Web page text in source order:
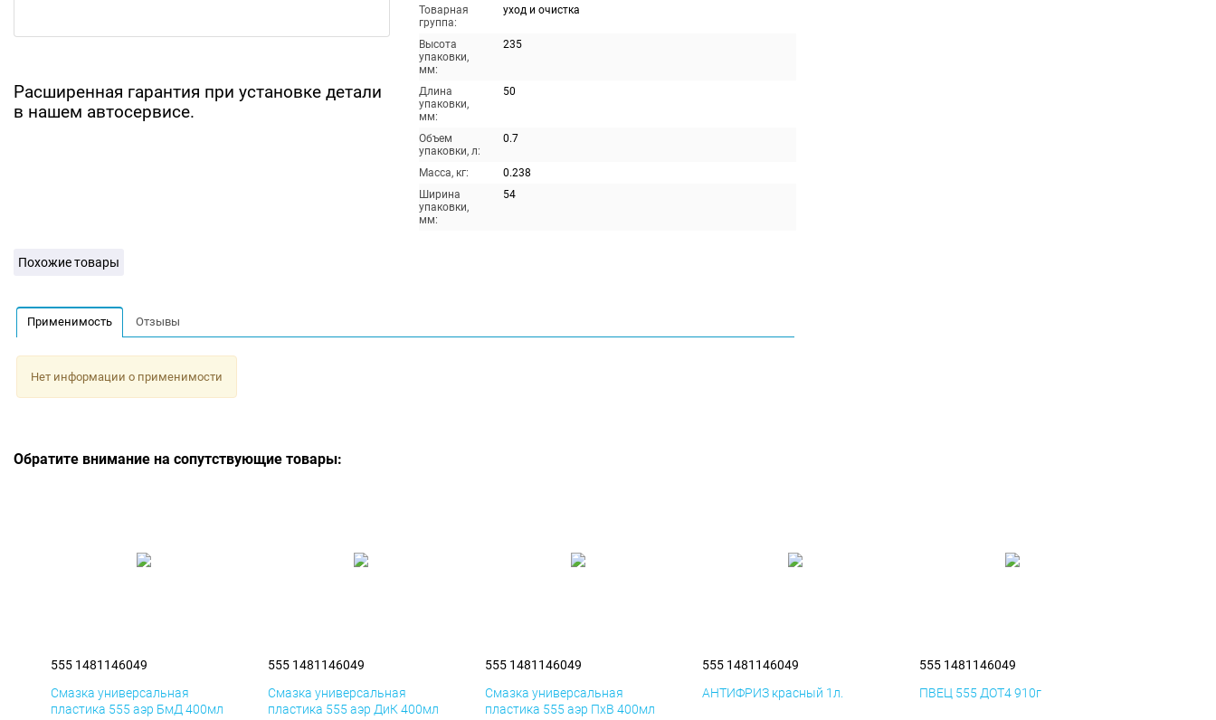
Расширенная гарантия при установке детали
в нашем автосервисе.
Товарная
группа:
уход и очистка
Высота
упаковки,
мм:
235
Длина
упаковки,
мм:
50
Объем
упаковки, л:
0.7
Масса, кг:
0.238
Ширина
упаковки,
мм:
54
Похожие товары
Применимость Отзывы
Нет информации о применимости
Обратите внимание на сопутствующие товары:
555 1481146049
Смазка универсальная
пластика 555 аэр БмД 400мл
555 1481146049
Смазка универсальная
пластика 555 аэр ДиК 400мл
555 1481146049
Смазка универсальная
пластика 555 аэр ПхВ 400мл
555 1481146049
АНТИФРИЗ красный 1л.
555 1481146049
ПВЕЦ 555 ДОТ4 910г